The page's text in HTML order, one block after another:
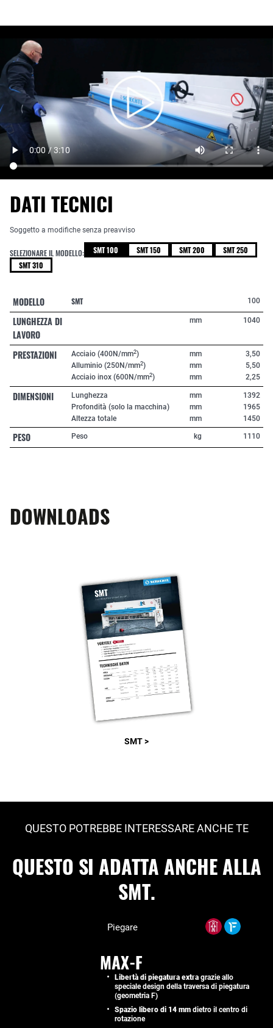
DATI TECNICI
Soggetto a modifiche senza preavviso
SELEZIONARE IL MODELLO: SMT 100 SMT 150 SMT 200
SMT 250
SMT 310
MODELLO SMT 100
LUNGHEZZA DI
LAVORO
mm 1040
PRESTAZIONI Acciaio (400N/mm2)
Alluminio (250N/mm2)
Acciaio inox (600N/mm2)
mm
mm
mm
3,50
5,50
2,25
DIMENSIONI
Lunghezza
Profondità (solo la macchina)
Altezza totale
mm
mm
mm
1392
1965
1450
PESO Peso kg 1110
DOWNLOADS
SMT >
QUESTO POTREBBE INTERESSARE ANCHE TE
QUESTO SI ADATTA ANCHE ALLA
SMT.
Piegare
MAX-F
Libertà di piegatura extra grazie allo
speciale design della traversa di piegatura
(geometria F)
Spazio libero di 14 mm dietro il centro di
rotazione